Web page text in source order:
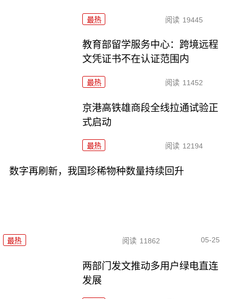
最热 阅读 19445
教育部留学服务中心：跨境远程
文凭证书不在认证范围内
最热 阅读 11452
京港高铁雄商段全线拉通试验正
式启动
最热 阅读 12194
数字再刷新，我国珍稀物种数量持续回升
最热 阅读 11862 05-25
两部门发文推动多用户绿电直连
发展